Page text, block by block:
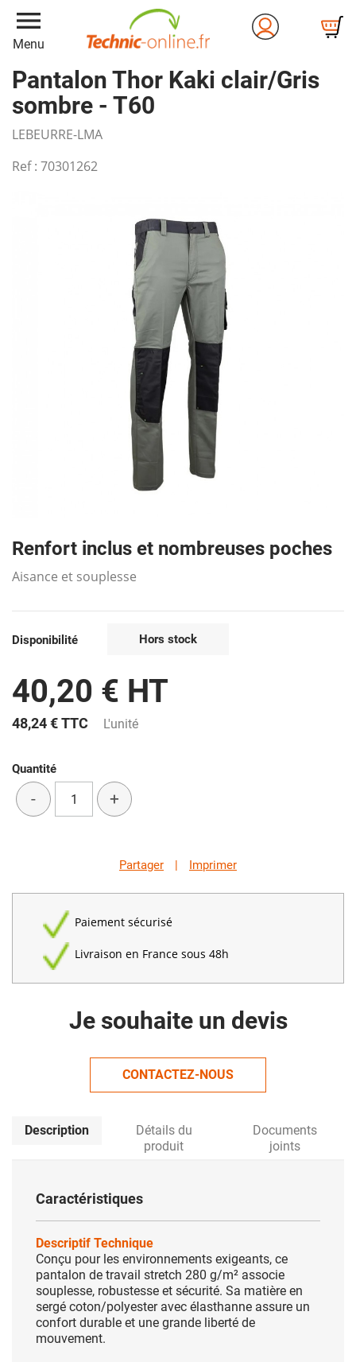
menu
Menu
Pantalon Thor Kaki clair/Gris
sombre - T60
LEBEURRE-LMA
Ref : 70301262
Renfort inclus et nombreuses poches
Aisance et souplesse
Disponibilité Hors stock
40,20 € HT
48,24 €TTC L'unité
Quantité
- +
Partager | Imprimer
Paiement sécurisé
Livraison en France sous 48h
Je souhaite un devis
CONTACTEZ-NOUS
Description
Détails du
produit
Documents
joints
Caractéristiques
Descriptif Technique
Conçu pour les environnements exigeants, ce
pantalon de travail stretch 280 g/m² associe
souplesse, robustesse et sécurité. Sa matière en
sergé coton/polyester avec élasthanne assure un
confort durable et une grande liberté de
mouvement.